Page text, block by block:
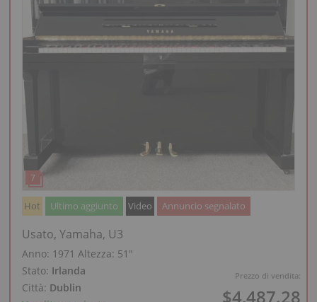
Prezzo di vendita:
$4,487.28
Hot Ultimo aggiunto Video Annuncio segnalato
Usato, Yamaha, U3
Anno: 1971 Altezza: 51″
Stato: Irlanda
Città: Dublin